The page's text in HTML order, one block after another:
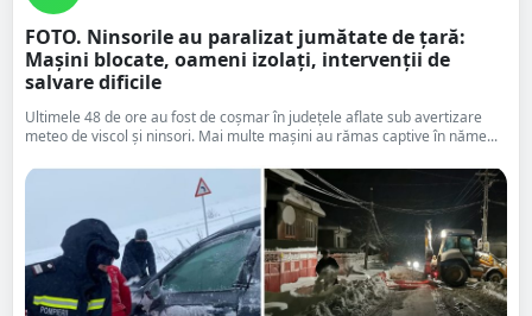
FOTO. Ninsorile au paralizat jumătate de ţară:
Mașini blocate, oameni izolați, intervenții de
salvare dificile
Ultimele 48 de ore au fost de coşmar în judeţele aflate sub avertizare
meteo de viscol şi ninsori. Mai multe maşini au rămas captive în năme...